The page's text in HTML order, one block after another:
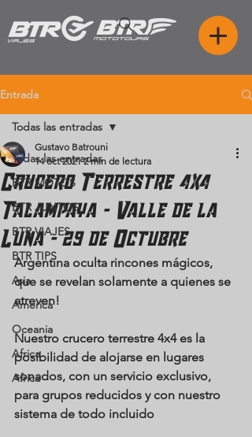
Entrada
Todas las entradas
BTR MOTOS
BTR JUNTOS
BTR VIAJES
BTR TIPS
Asia
America
Oceania
Africa
Africa
Todas las entradas
Crucero Terrestre 4x4
Talampaya - Valle de la
Luna - 29 de Octubre
Gustavo Batrouni
14 oct 2021 2 min de lectura
Argentina oculta rincones mágicos,
que se revelan solamente a quienes se
atreven!
Nuestro crucero terrestre 4x4 es la
posibilidad de alojarse en lugares
sonados, con un servicio exclusivo,
para grupos reducidos y con nuestro
sistema de todo incluido